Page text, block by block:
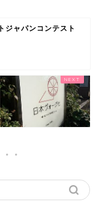
ジャパンコンテスト